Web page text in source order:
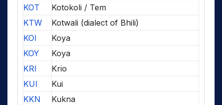
KOT
Kotokoli / Tem
KTW
Kotwali (dialect of Bhili)
KOI
Koya
KOY
Koya
KRI
Krio
KUI
Kui
KKN
Kukna